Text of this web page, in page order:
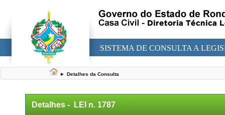
SISTEMA DE CONSULTA A
► Detalhes da Consulta
Detalhes - LEI n. 1787